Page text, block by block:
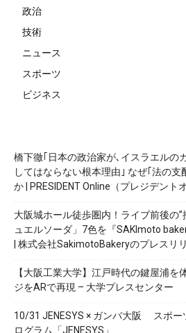
政治
技術
ニュース
スポーツ
ビジネス
橋下徹｢日本の政治家が､イスラエルの
してはならない根本理由｣ なぜ｢法の
か | PRESIDENT Online（プレジデント
大阪城ホール徒歩圏内！ライブ前後の
ュエルソーダ」7色を『SAKImoto
| 株式会社SakimotoBakeryのプレスリ
【大阪工業大学】江戸時代の鍵屋浦を
ジをARで再現 – 大学プレスセンター
10/31 JENESYS × ガンバ大阪 スポー
ログラム「JENESYS」